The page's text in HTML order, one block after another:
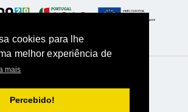
cookies para lhe
melhor experiência de
mais
Percebido!
Agenda Arquivo Galeria
Notícias